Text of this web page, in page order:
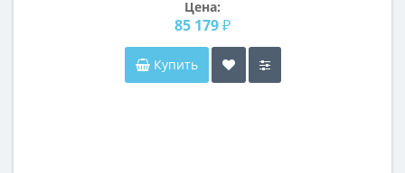
Цена:
85 179 ₽
Купить